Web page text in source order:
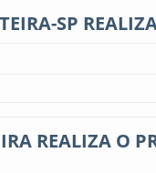
SP
REALIZA O